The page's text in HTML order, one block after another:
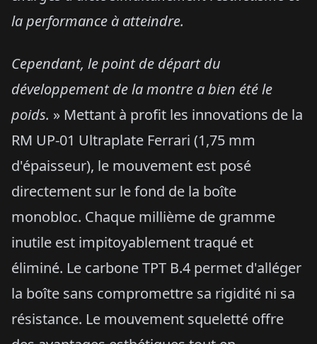
la performance à atteindre.
Cependant, le point de départ du
développement de la montre a bien été le
poids. » Mettant à profit les innovations de la
RM UP-01 Ultraplate Ferrari (1,75 mm
d'épaisseur), le mouvement est posé
directement sur le fond de la boîte
monobloc. Chaque millième de gramme
inutile est impitoyablement traqué et
éliminé. Le carbone TPT B.4 permet d'alléger
la boîte sans compromettre sa rigidité ni sa
résistance. Le mouvement squeletté offre